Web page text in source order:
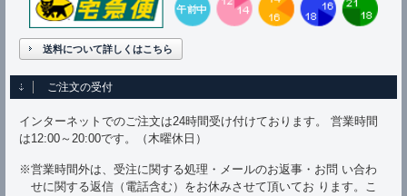
送料について詳しくはこちら
ご注文の受付
インターネットでのご注文は24時間受け付けております。 営業時間
は12:00～20:00です。（木曜休日）
※営業時間外は、受注に関する処理・メールのお返事・お問 い合わ
せに関する返信（電話含む）をお休みさせて頂いてお ります。こ